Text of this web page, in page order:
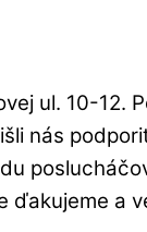
ul. 10-12.
nás
a